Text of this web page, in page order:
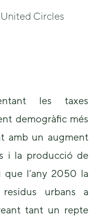
United Circles
les taxes
demogràfic més
amb un augment
i la producció de
que l’any 2050 la
urbans a
tant un repte
Necessary
These
cookies are
optional.